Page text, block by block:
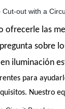
las
sobre
iluminación
para
Nuestro